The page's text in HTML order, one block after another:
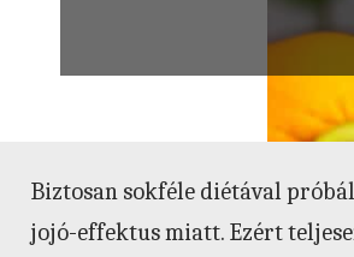
Biztosan sokféle diétával
jojó-effektus miatt. Ezért